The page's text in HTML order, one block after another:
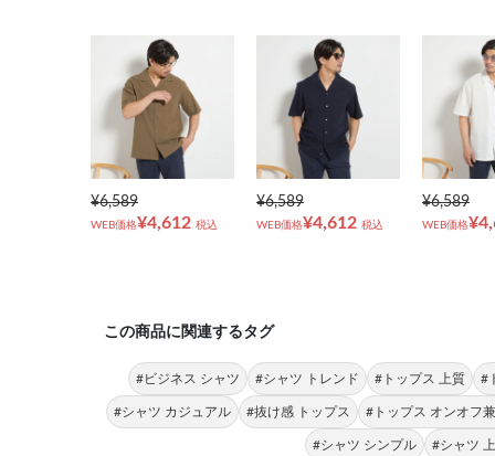
¥6,589
WEB価格¥4,612 税込
¥6,589
WEB価格¥4,612 税込
¥6,589
WEB価格
この商品に関連するタグ
#ビジネス シャツ #シャツ トレンド #トップス 上質 #
#シャツ カジュアル #抜け感 トップス #トップス オンオフ
#シャツ シンプル #シャツ